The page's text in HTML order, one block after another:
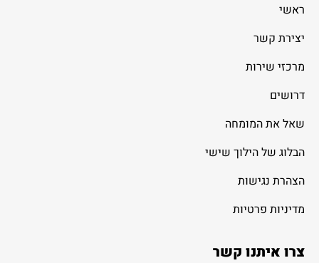
ראשי
יצירת קשר
מרכזי שירות
דרושים
שאל את המומחה
הבלוג של הילוך שישי
הצהרת נגישות
מדיניות פרטיות
צרו איתנו קשר